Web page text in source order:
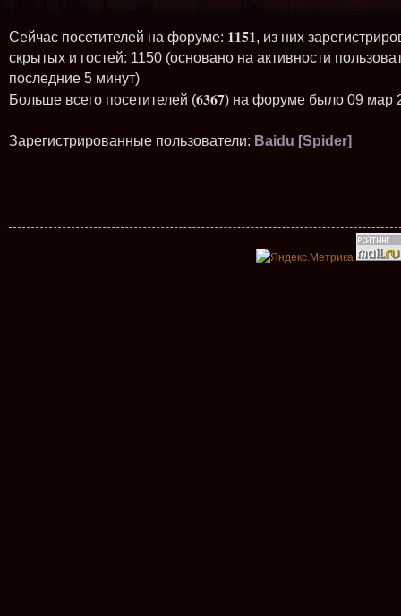
Сейчас посетителей на форуме: 1151, из них
скрытых и гостей: 1150 (основано на активности
последние 5 минут)
Больше всего посетителей (6367) на форуме было 09 мар
Зарегистрированные пользователи: Baidu [Spider]